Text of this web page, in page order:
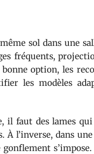
sol dans une
fréquents,
option, les
les modèles
il faut des lames
l’inverse, dans une